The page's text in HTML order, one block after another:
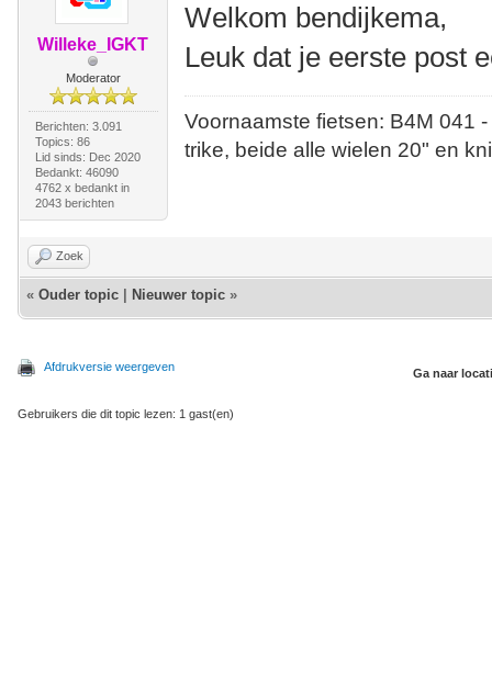
Willeke_IGKT
Moderator
Berichten: 3.091
Topics: 86
Lid sinds: Dec 2020
Bedankt: 46090
4762 x bedankt in
2043 berichten
Welkom bendijkema,
Leuk dat je eerste post
Voornaamste fietsen: B4M
trike, beide alle wielen 20" en
Zoek
« Ouder topic Nieuwer topic »
Afdrukversie weergeven Ga naar
Gebruikers die dit topic lezen: 1 gast(en)